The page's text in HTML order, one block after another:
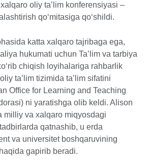
oliy taʼlim konferensiyasi –
qo‘mitasiga qo‘shildi.
katta xalqaro tajribaga ega,
hukumati uchun Taʼlim va tarbiya
chiqish loyihalariga rahbarlik
taʼlim tizimida taʼlim sifatini
Office for Learning and Teaching
ni yaratishga olib keldi. Alison
milliy va xalqaro miqyosdagi
qatnashib, u erda
va universitet boshqaruvining
gapirib beradi.